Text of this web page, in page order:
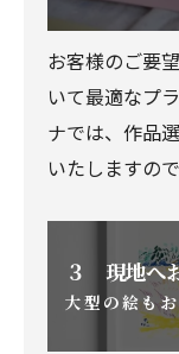
お客様のご要
いて最適なプ
ナでは、作品
いたしますの
３ 現地へ
大型の絵も